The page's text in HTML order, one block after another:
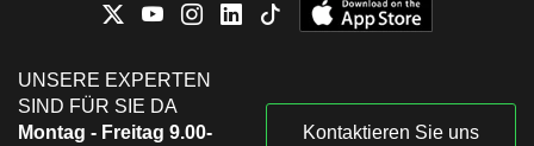
UNSERE EXPERTEN
SIND FÜR SIE DA
Montag - Freitag 9.00-
Kontaktieren Sie uns